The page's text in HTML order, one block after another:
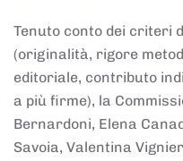
Tenuto conto dei criteri
(originalità, rigore
editoriale, contributo
a più firme), la
Bernardoni, Elena
Savoia, Valentina